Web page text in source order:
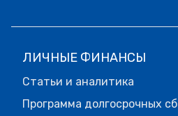
ЛИЧНЫЕ ФИНАНСЫ
Статьи и аналитика
Программа долгосрочных